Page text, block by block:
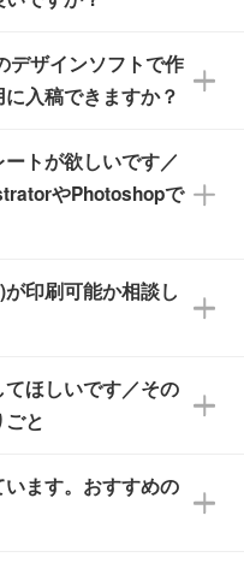
ご発注をお願いい
です。
かります。
や、オリジナル
せん。
ター」を使えば、
ンを作成できま
です。
料でデザインデー
デザインソフトで作
入稿できますか？
STUDIOなどのデ
ザインを作成した
ロードしてご入稿
フがデータに不備
と確認してから印
ださい。
トが欲しいです／
やPhotoshopで
トのご用意があり
法・テンプレー
形式ですが、
ご利用いただけ
印刷可能か相談し
かどうか、担当ス
す。
タッフ宛にメール
ほしいです／その
と
、担当スタッフが
にご相談くださ
ます。おすすめの